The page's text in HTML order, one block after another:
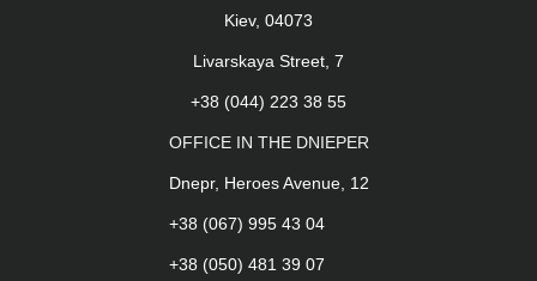
Kiev, 04073
Livarskaya Street, 7
+38 (044) 223 38 55
OFFICE IN THE DNIEPER
Dnepr, Heroes Avenue, 12
+38 (067) 995 43 04
+38 (050) 481 39 07